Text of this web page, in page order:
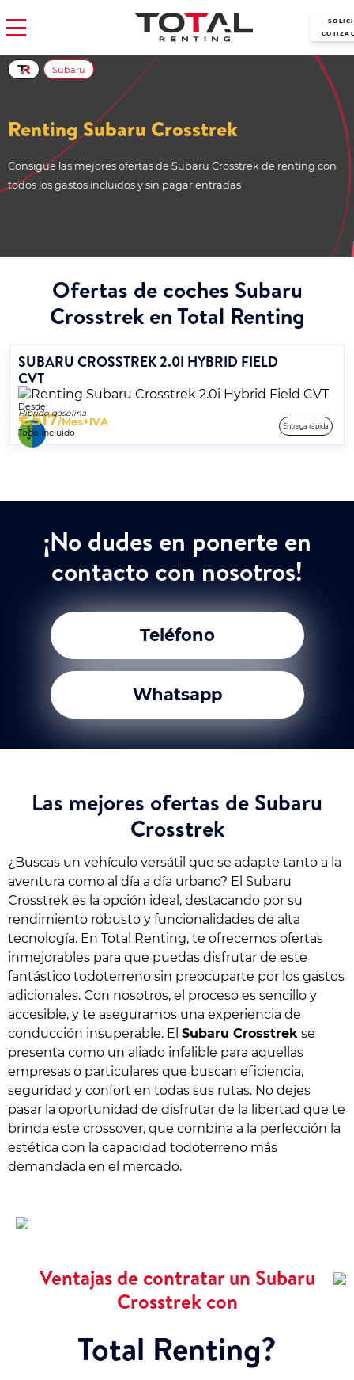
Renting Subaru Crosstrek
Consigue las mejores ofertas de Subaru Crosstrek de renting con
todos los gastos incluidos y sin pagar entradas
Subaru
Ofertas de coches Subaru
Crosstrek en Total Renting
SUBARU CROSSTREK 2.0I HYBRID FIELD
CVT
Híbrido gasolina
Desde:
€517/Mes+IVA
Todo incluido
Entrega rápida
¡No dudes en ponerte en
contacto con nosotros!
Teléfono
Whatsapp
Las mejores ofertas de Subaru
Crosstrek
¿Buscas un vehículo versátil que se adapte tanto a la
aventura como al día a día urbano? El Subaru
Crosstrek es la opción ideal, destacando por su
rendimiento robusto y funcionalidades de alta
tecnología. En Total Renting, te ofrecemos ofertas
inmejorables para que puedas disfrutar de este
fantástico todoterreno sin preocuparte por los gastos
adicionales. Con nosotros, el proceso es sencillo y
accesible, y te aseguramos una experiencia de
conducción insuperable. El Subaru Crosstrek se
presenta como un aliado infalible para aquellas
empresas o particulares que buscan eficiencia,
seguridad y confort en todas sus rutas. No dejes
pasar la oportunidad de disfrutar de la libertad que te
brinda este crossover, que combina a la perfección la
estética con la capacidad todoterreno más
demandada en el mercado.
Ventajas de contratar un Subaru
Crosstrek con
Total Renting?